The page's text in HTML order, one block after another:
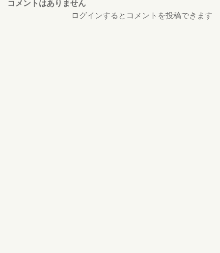
コメントはありません
ログインするとコメントを投稿できます